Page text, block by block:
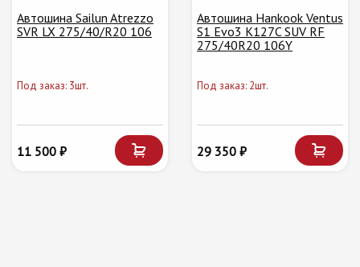
Автошина Sailun Atrezzo
SVR LX 275/40/R20 106
Под заказ: 3шт.
11 500 ₽
Автошина Hankook Ventus
S1 Evo3 K127C SUV RF
275/40R20 106Y
Под заказ: 2шт.
29 350 ₽